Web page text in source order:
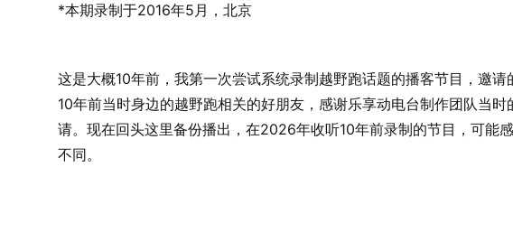
*本期录制于2016年5月，北京
这是大概10年前，我第一次尝试系统录制越野跑话题的播客节目，邀请
10年前当时身边的越野跑相关的好朋友，感谢乐享动电台制作团队当时
请。现在回头这里备份播出，在2026年收听10年前录制的节目，可能
不同。